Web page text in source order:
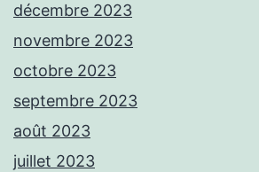
décembre 2023
novembre 2023
octobre 2023
septembre 2023
août 2023
juillet 2023